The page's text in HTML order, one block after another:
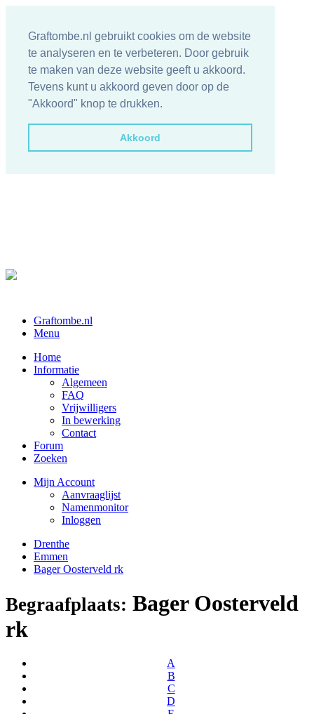
Graftombe.nl gebruikt cookies om de website
te analyseren en te verbeteren. Door gebruik
te maken van deze website geeft u akkoord.
Tevens kunt u akkoord geven door op de
"Akkoord" knop te drukken.
Akkoord
Graftombe.nl
Menu
Home
Informatie
Algemeen
FAQ
Vrijwilligers
In bewerking
Contact
Forum
Zoeken
Mijn Account
Aanvraaglijst
Namenmonitor
Inloggen
Drenthe
Emmen
Bager Oosterveld rk
Begraafplaats: Bager Oosterveld
rk
A
B
C
D